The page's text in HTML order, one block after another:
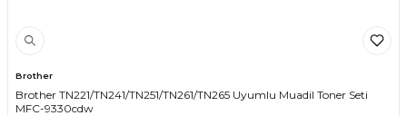
Brother
Brother TN221/TN241/TN251/TN261/TN265 Uyumlu Muadil Toner Seti
MFC-9330cdw